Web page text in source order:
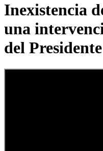
Inexistencia
una
del